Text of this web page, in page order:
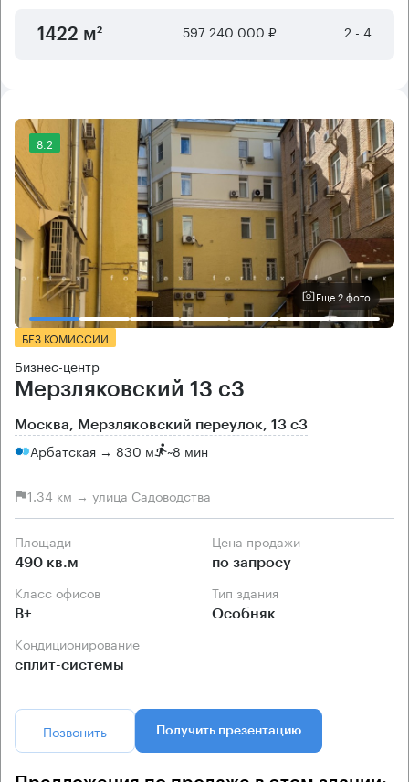
1422 м² 597 240 000 ₽ 2 - 4
8.2
Еще 2 фото
БЕЗ КОМИССИИ
Бизнес-центр
Мерзляковский 13 с3
Москва, Мерзляковский переулок, 13 с3
Арбатская → 830 м ~8 мин
1.34 км → улица Садоводства
Площади
490 кв.м
Цена продажи
по запросу
Класс офисов
B+
Тип здания
Особняк
Кондиционирование
сплит-системы
Позвонить Получить презентацию